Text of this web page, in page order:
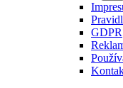
GDPR